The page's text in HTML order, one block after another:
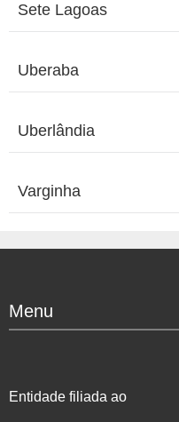
Sete Lagoas
Uberaba
Uberlândia
Varginha
Menu
Entidade filiada ao